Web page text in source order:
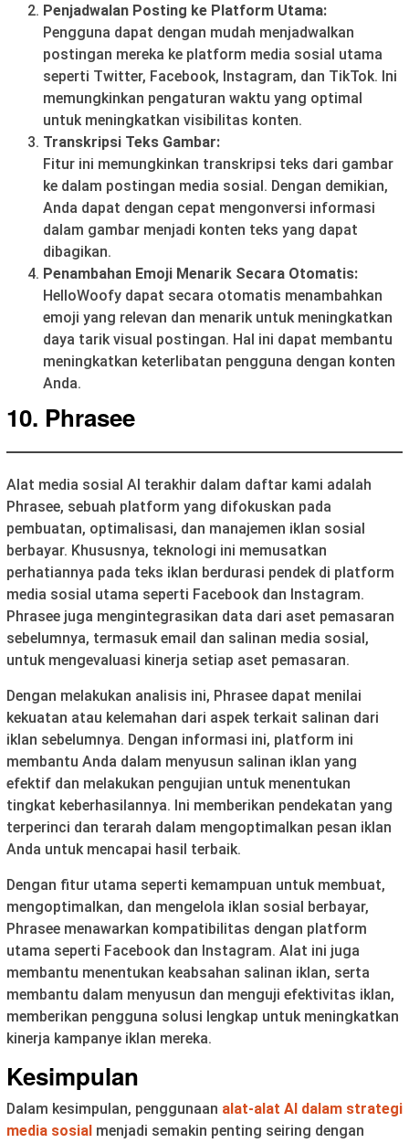
Penjadwalan Posting ke Platform Utama:
Pengguna dapat dengan mudah menjadwalkan
postingan mereka ke platform media sosial utama
seperti Twitter, Facebook, Instagram, dan TikTok. Ini
memungkinkan pengaturan waktu yang optimal
untuk meningkatkan visibilitas konten.
Transkripsi Teks Gambar:
Fitur ini memungkinkan transkripsi teks dari gambar
ke dalam postingan media sosial. Dengan demikian,
Anda dapat dengan cepat mengonversi informasi
dalam gambar menjadi konten teks yang dapat
dibagikan.
Penambahan Emoji Menarik Secara Otomatis:
HelloWoofy dapat secara otomatis menambahkan
emoji yang relevan dan menarik untuk meningkatkan
daya tarik visual postingan. Hal ini dapat membantu
meningkatkan keterlibatan pengguna dengan konten
Anda.
10. Phrasee
Alat media sosial AI terakhir dalam daftar kami adalah
Phrasee, sebuah platform yang difokuskan pada
pembuatan, optimalisasi, dan manajemen iklan sosial
berbayar. Khususnya, teknologi ini memusatkan
perhatiannya pada teks iklan berdurasi pendek di platform
media sosial utama seperti Facebook dan Instagram.
Phrasee juga mengintegrasikan data dari aset pemasaran
sebelumnya, termasuk email dan salinan media sosial,
untuk mengevaluasi kinerja setiap aset pemasaran.
Dengan melakukan analisis ini, Phrasee dapat menilai
kekuatan atau kelemahan dari aspek terkait salinan dari
iklan sebelumnya. Dengan informasi ini, platform ini
membantu Anda dalam menyusun salinan iklan yang
efektif dan melakukan pengujian untuk menentukan
tingkat keberhasilannya. Ini memberikan pendekatan yang
terperinci dan terarah dalam mengoptimalkan pesan iklan
Anda untuk mencapai hasil terbaik.
Dengan fitur utama seperti kemampuan untuk membuat,
mengoptimalkan, dan mengelola iklan sosial berbayar,
Phrasee menawarkan kompatibilitas dengan platform
utama seperti Facebook dan Instagram. Alat ini juga
membantu menentukan keabsahan salinan iklan, serta
membantu dalam menyusun dan menguji efektivitas iklan,
memberikan pengguna solusi lengkap untuk meningkatkan
kinerja kampanye iklan mereka.
Kesimpulan
Dalam kesimpulan, penggunaan alat-alat AI dalam strategi
media sosial menjadi semakin penting seiring dengan